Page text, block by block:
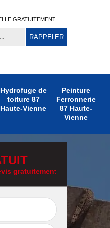
GRATUITEMENT
Hydrofuge de
toiture 87
Haute-Vienne
Peinture
Ferronnerie
87 Haute-
Vienne
Peinture
Ferronnerie 87
Haute-Vienne
gratuitement